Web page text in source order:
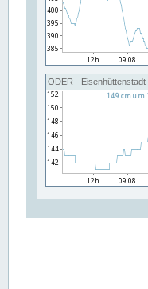
ODER - Eisenhüttenstadt